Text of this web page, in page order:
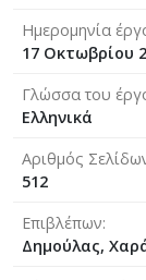
Ημερομηνία
17 Οκτωβρίου
Γλώσσα του
Ελληνικά
Αριθμός
512
Επιβλέπων
Δημούλας,